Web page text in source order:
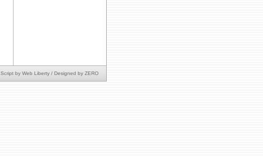
Script by Web Liberty / Designed by ZERO